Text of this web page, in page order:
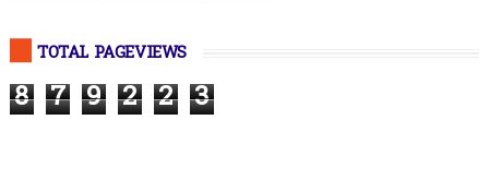
TOTAL PAGEVIEWS
8 7 9 2 2 3